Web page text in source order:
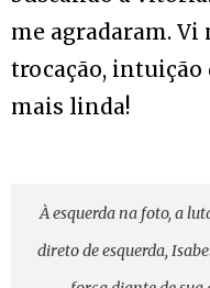
me agradaram.
trocação, intuição
mais linda!
À esquerda na foto, a
direto de esquerda,